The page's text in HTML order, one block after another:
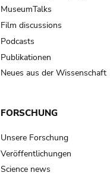
MuseumTalks
Film discussions
Podcasts
Publikationen
Neues aus der Wissenschaft
FORSCHUNG
Unsere Forschung
Veröffentlichungen
Science news